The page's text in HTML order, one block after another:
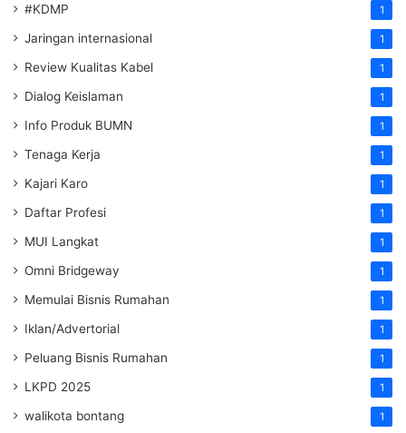
#KDMP 1
Jaringan internasional 1
Review Kualitas Kabel 1
Dialog Keislaman 1
Info Produk BUMN 1
Tenaga Kerja 1
Kajari Karo 1
Daftar Profesi 1
MUI Langkat 1
Omni Bridgeway 1
Memulai Bisnis Rumahan 1
Iklan/Advertorial 1
Peluang Bisnis Rumahan 1
LKPD 2025 1
walikota bontang 1